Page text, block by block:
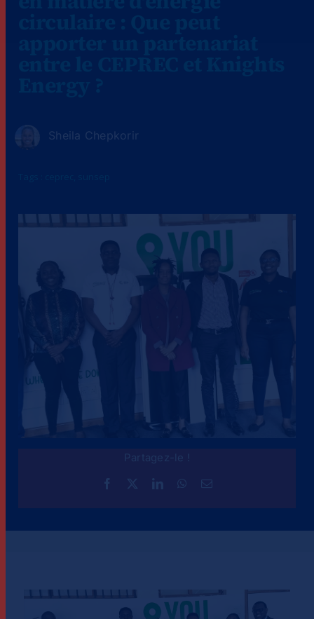
Sheila Chepkorir
Partagez-le !